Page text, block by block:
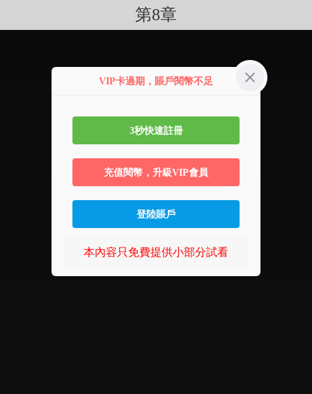
第8章
VIP卡過期，賬戶閱幣不足
3秒快速註冊
充值閱幣，升級VIP會員
登陸賬戶
本內容只免費提供小部分試看